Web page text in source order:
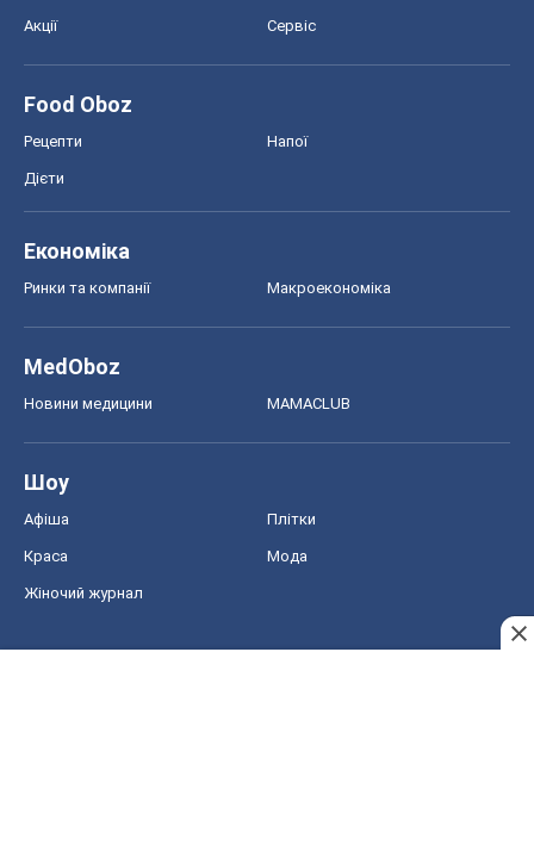
Акції Сервіс
Food Oboz
Рецепти Напої
Дієти
Економіка
Ринки та компанії Макроекономіка
MedOboz
Новини медицини MAMACLUB
Шоу
Афіша Плітки
Краса Мода
Жіночий журнал